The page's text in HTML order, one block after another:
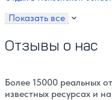
Показать все
Отзывы о нас
Более 15000 реальных
известных ресурсах и